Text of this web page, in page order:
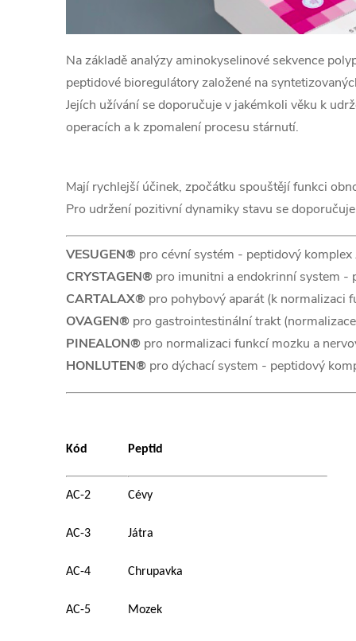
i
s
u
Na základě analýzy aminokyselinové sekvence
peptidové bioregulátory založené na
Jejích užívání se doporučuje v jakémkoli věku k
operacích a k zpomalení procesu stárnutí.
Mají rychlejší účinek, zpočátku spouštějí funkci
Pro udržení pozitivní dynamiky stavu se
VESUGEN® pro cévní systém - peptidový
CRYSTAGEN® pro imunitni a endokrinní system -
CARTALAX® pro pohybový aparát (k normalizaci
OVAGEN® pro gastrointestinální trakt
PINEALON® pro normalizaci funkcí mozku a
HONLUTEN® pro dýchací system - peptidový
Kód Peptid
AC-2 Cévy
AC-3 Játra
AC-4 Chrupavka
AC-5 Mozek